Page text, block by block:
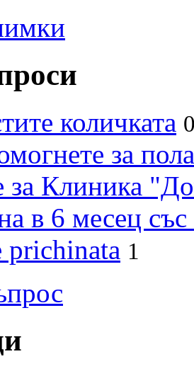
количката
за
Клиника
в 6 месец
prichinata 1